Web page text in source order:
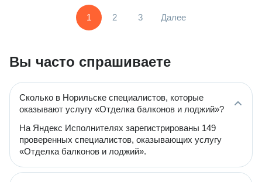
1 2 3 Далее
Вы часто спрашиваете
Сколько в Норильске специалистов, которые
оказывают услугу «Отделка балконов и лоджий»?
На Яндекс Исполнителях зарегистрированы 149
проверенных специалистов, оказывающих услугу
«Отделка балконов и лоджий».